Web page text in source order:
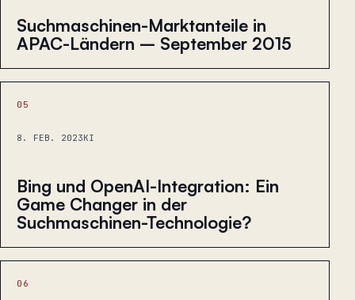
Suchmaschinen-Marktanteile in
APAC-Ländern – September 2015
05
8. FEB. 2023KI
Bing und OpenAI-Integration: Ein
Game Changer in der
Suchmaschinen-Technologie?
06